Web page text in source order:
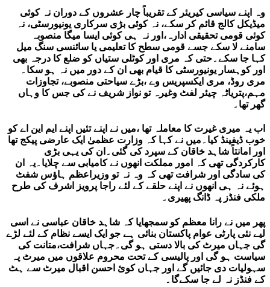
وہ اپنے سیاسی کیریئر کے تقریباً چار عشروں کے دوران نہ کوئی
میڈیکل کالج قائم کر سکے، نہ کوئی بڑی سرکاری یونیورسٹی، نہ
کوئی قومی تحقیقی ادارہ،اور نہ ہی کوئی ایسا میگا منصوبہ
سامنے لا سکے جسے قومی سطح کا تعلیمی یا سائنسی سنگ میل
کہا جا سکے۔حتی کہ مری اور کوٹلی ستیاں کو ضلع کا درجہ بھی
اور کوہسار یونیورسٹی کا قیام بھی ان کے دور میں نہ ہو سکا۔
مری روڈ، مری ایکسپریس وے ،بڑے سیاحتی منصوبے، تجاوزات
مہم،پتریاٹہ چیئر لفٹ وغیرہ تو نواز شریف نے کی جس کا وہاں
گھر تھا۔
اب یہ میری غیرت کا معاملہ تھا ،میں نے اپنے تئیں اپنے ایم این اے کو
خوب ڈیفینڈ کیا۔میں نے کہا کہ وزارت عظمیٰ ایک عارضی پیکج تھا
اور امانتاً شاہد خاقان کے سپرد کی گئی۔ان کی یہی بڑی
کارکردگی تھی کہ امور مملکت انھوں نے کامیابی سے چلایا۔یہ ان
کی سادگی اور شرافت تھی کہ وہ نہ تو وزیراعظم ہاؤس شفٹ
ہوئے نہ ہی انھوں نے اپنے حلقے کے لئے راجا پرویز اشرف کی طرح
ملکی فنڈز پہ ڈانگ پھیری۔
پھر میں نے رانا معظم کو سمجھایا کہ شاہد خاقان عباسی نے اسی
لیے نئی پارٹی عوام پاکستان بنائی ہے جو ایک ایسے نظام کے لئے لڑے
گی جہاں میرٹ کی بالا دستی ہو گی۔جہاں شرافت،متانت کی
سیاست ہو گی اور پالیسی کے تحت محروم علاقوں میں میرٹ پہ
سہولیات دی جائیں گے اور جہاں کوئ احسن اقبال میرٹ سے ہٹ
کے فنڈز نہ لے جا سکےگا۔